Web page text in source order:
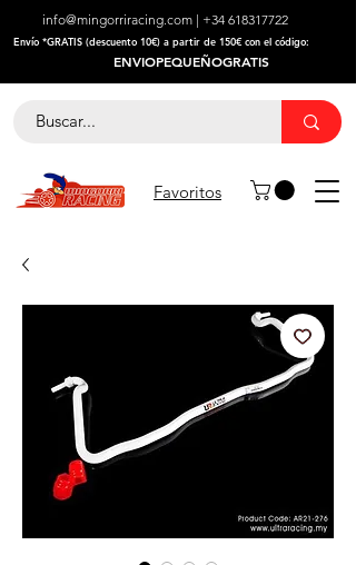
info@mingorriracing.com | +34 618317722
​Envío *GRATIS (descuento 10€) a partir de 150€ con el código:
ENVIOPEQUEÑOGRATIS
Favoritos